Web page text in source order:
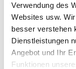
Verwendung des
Websites usw.
besser verstehen
Dienstleistungen
Angebot und Ihr
Funktionen
Download Bilddatei ↘